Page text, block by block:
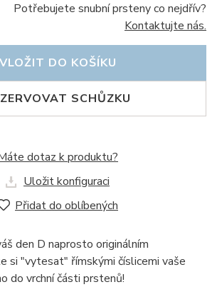
Potřebujete snubní prsteny co nejdřív?
Kontaktujte nás.
SCHŮZKU
VLOŽIT DO KOŠÍKU
dotaz k produktu?
Uložit konfiguraci
Přidat do oblíbených
den D naprosto originálním
si "vytesat" římskými číslicemi vaše
do vrchní části prstenů!